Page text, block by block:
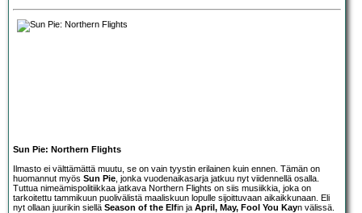
Sun Pie: Northern Flights
Ilmasto ei välttämättä muutu, se on vain tyystin erilainen kuin ennen. Tämän on
huomannut myös Sun Pie , jonka vuodenaikasarja jatkuu nyt viidennellä osalla.
Tuttua nimeämispolitiikkaa jatkava Northern Flights on siis musiikkia, joka on
tarkoitettu tammikuun puolivälistä maaliskuun lopulle sijoittuvaan aikaikkunaan. Eli
nyt ollaan juurikin siellä Season of the Elfin ja April, May, Fool You Kayn välissä.